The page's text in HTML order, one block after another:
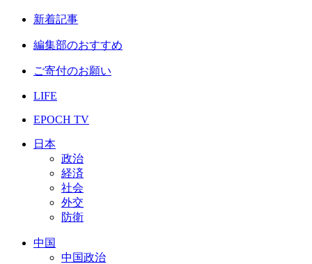
新着記事
編集部のおすすめ
ご寄付のお願い
LIFE
EPOCH TV
日本
政治
経済
社会
外交
防衛
中国
中国政治